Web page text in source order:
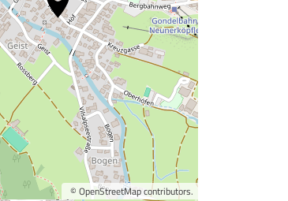
© OpenStreetMapcontributors.